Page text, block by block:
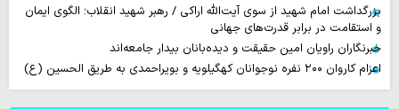
بزرگداشت امام شهید از سوی آیت‌الله اراکی / رهبر شهید انقلاب؛ الگوی ایمان
و استقامت در برابر قدرت‌های جهانی
خبرنگاران راویان امین حقیقت و دیده‌بانان بیدار جامعه‌اند
اعزام کاروان ۲۰۰ نفره نوجوانان کهگیلویه و بویراحمدی به طریق الحسین (ع)